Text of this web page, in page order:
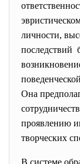
личности,
последствий
Она
проявлению
творческих
В системе